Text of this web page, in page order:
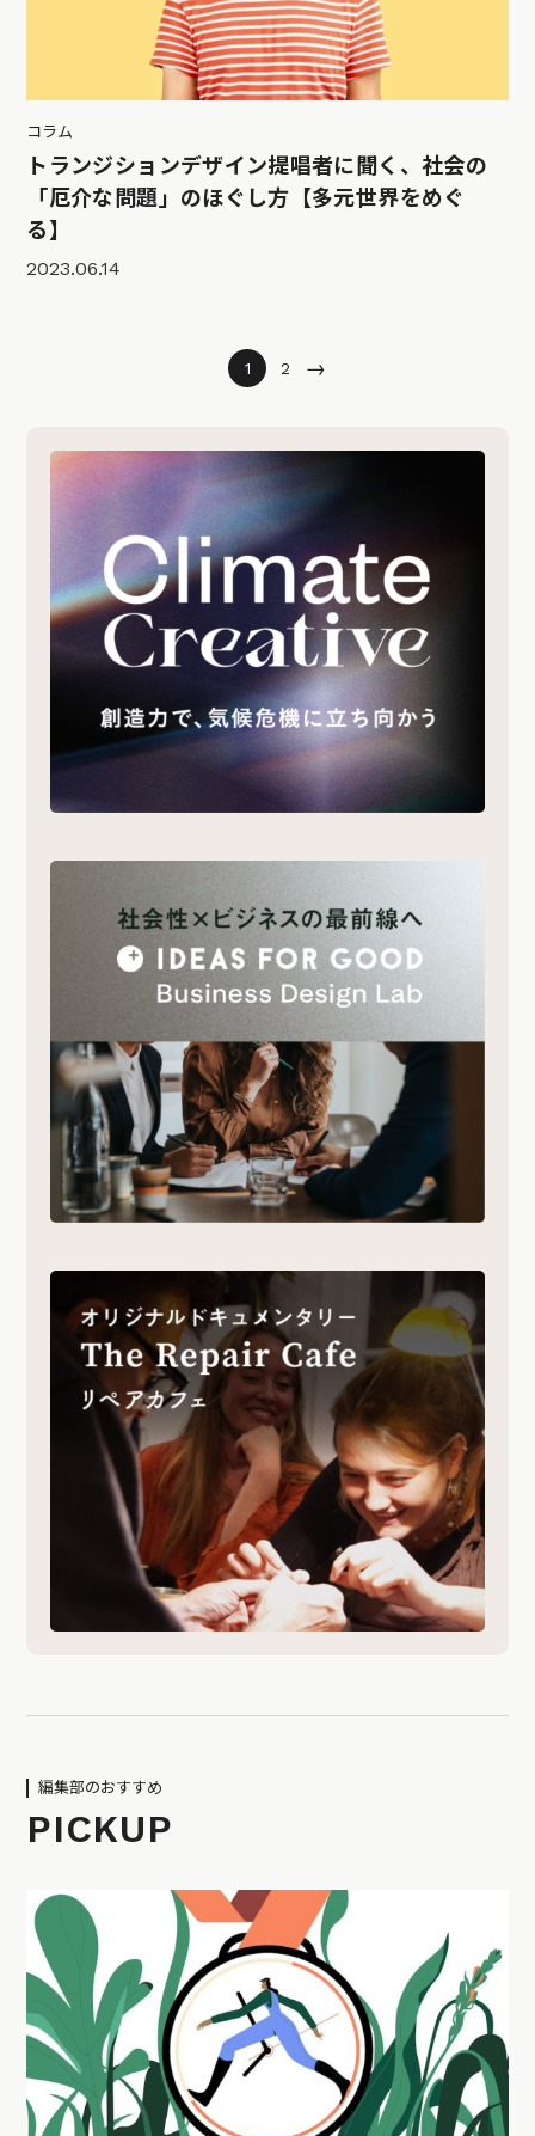
コラム
トランジションデザイン提唱者に聞く、社会の
「厄介な問題」のほぐし方【多元世界をめぐ
る】
2023.06.14
1 2 →
編集部のおすすめ
PICKUP